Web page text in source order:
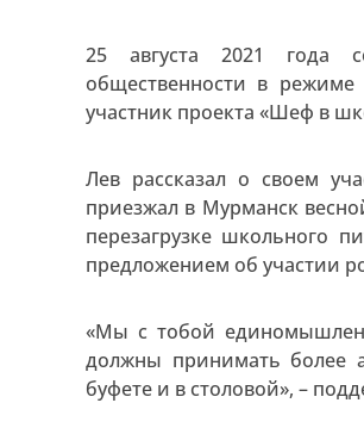
25 августа 2021 года
общественности в
участник проекта «Шеф в
Лев рассказал о своем
приезжал в Мурманск
перезагрузке школьного
предложением об участии
«Мы с тобой
должны принимать более
буфете и в столовой», –